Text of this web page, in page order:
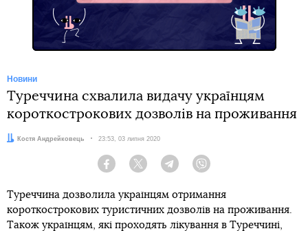
Новини
Туреччина схвалила видачу українцям
короткострокових дозволів на проживання
Автор:Костя Андрейковець Дата:
23:53, 03 липня 2020
Facebook Twitter Telegram
Туреччина дозволила українцям отримання
короткострокових туристичних дозволів на проживання.
Також українцям, які проходять лікування в Туреччині,